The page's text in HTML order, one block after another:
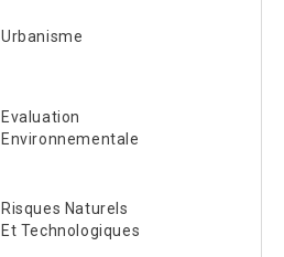
Urbanisme
Evaluation
Environnementale
Risques Naturels
Et Technologiques